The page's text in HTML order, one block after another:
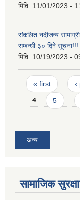
मिति: 11/01/2023 -
संकलित नदीजन्य
सम्बन्धी ३० दिने सूचना!!!
मिति: 10/19/2023 -
Pages
« first ‹
4 5
अन्य
सामाजिक सुरक्षा